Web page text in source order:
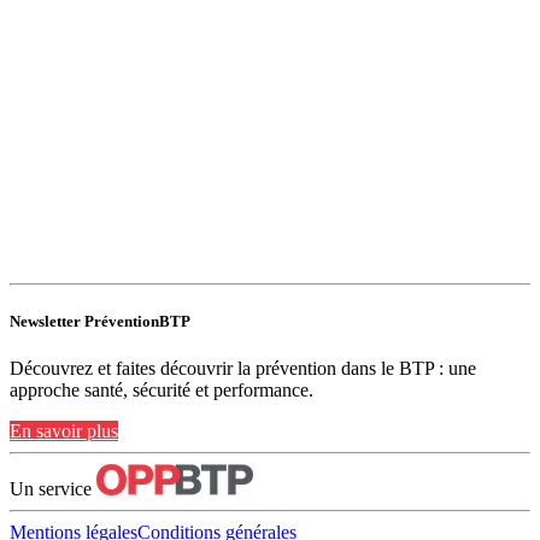
Newsletter PréventionBTP
Découvrez et faites découvrir la prévention dans le BTP : une
approche santé, sécurité et performance.
En savoir plus
Un service
Mentions légalesConditions générales